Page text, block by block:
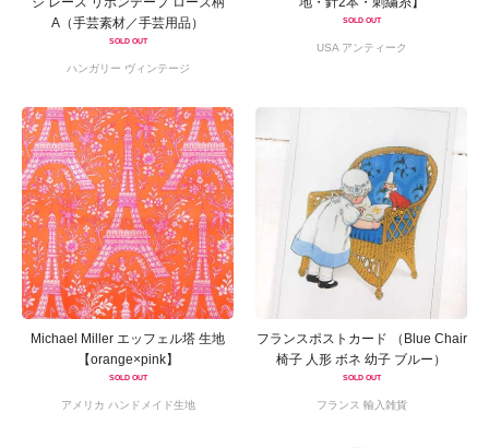
A（手芸素材／手芸用品）
SOLD OUT
ハンガリー ヴィンテージ
SOLD OUT
USA アンティーク
Michael Miller エッフェル塔 生地
【orange×pink】
SOLD OUT
アメリカ ハンドメイド生地
フランスポストカード （Blue Chair
椅子 人形 ボネ 幼子 ブルー）
SOLD OUT
フランス 輸入雑貨